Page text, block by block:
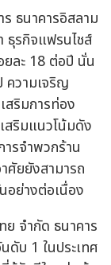
ธนาคารอิสลาม
ธุรกิจแฟรนไชส์
ยละ 18 ต่อปี นั่น
ความเจริญ
สริมการท่อง
สริมแนวโน้มดัง
รจำพวกร้าน
ศัยยังสามารถ
อย่างต่อเนื่อง
จำกัด ธนาคาร
ดับ 1 ในประเทศ